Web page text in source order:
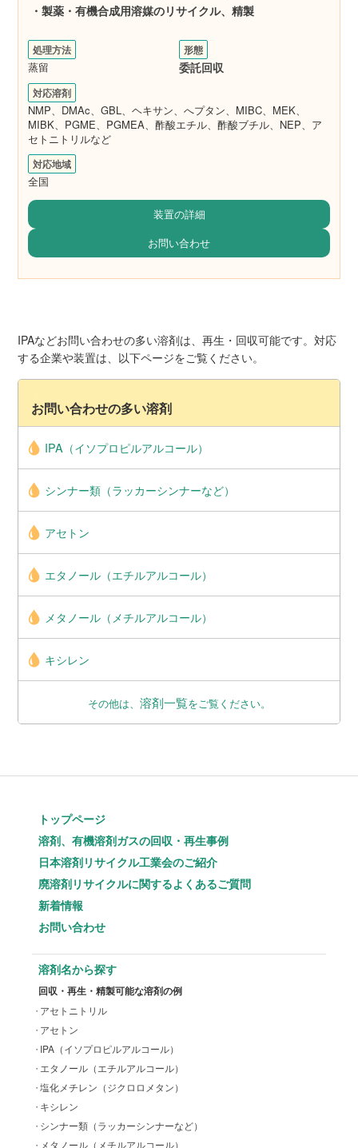
・製薬・有機合成用溶媒のリサイクル、精製
処理方法
蒸留
形態
委託回収
対応溶剤
NMP、DMAc、GBL、ヘキサン、へプタン、MIBC、MEK、
MIBK、PGME、PGMEA、酢酸エチル、酢酸ブチル、NEP、ア
セトニトリルなど
対応地域
全国
装置の詳細
お問い合わせ
IPAなどお問い合わせの多い溶剤は、再生・回収可能です。対応
する企業や装置は、以下ページをご覧ください。
お問い合わせの多い溶剤
IPA（イソプロピルアルコール）
シンナー類（ラッカーシンナーなど）
アセトン
エタノール（エチルアルコール）
メタノール（メチルアルコール）
キシレン
その他は、 溶剤一覧をご覧ください。
トップページ
溶剤、有機溶剤ガスの回収・再生事例
日本溶剤リサイクル工業会のご紹介
廃溶剤リサイクルに関するよくあるご質問
新着情報
お問い合わせ
溶剤名から探す
回収・再生・精製可能な溶剤の例
アセトニトリル
アセトン
IPA（イソプロピルアルコール）
エタノール（エチルアルコール）
塩化メチレン（ジクロロメタン）
キシレン
シンナー類（ラッカーシンナーなど）
メタノール（メチルアルコール）